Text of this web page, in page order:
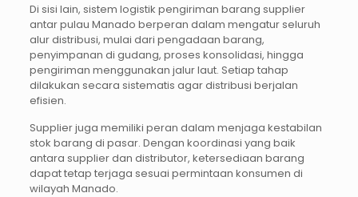
Di sisi lain, sistem logistik pengiriman barang supplier
antar pulau Manado berperan dalam mengatur seluruh
alur distribusi, mulai dari pengadaan barang,
penyimpanan di gudang, proses konsolidasi, hingga
pengiriman menggunakan jalur laut. Setiap tahap
dilakukan secara sistematis agar distribusi berjalan
efisien.
Supplier juga memiliki peran dalam menjaga kestabilan
stok barang di pasar. Dengan koordinasi yang baik
antara supplier dan distributor, ketersediaan barang
dapat tetap terjaga sesuai permintaan konsumen di
wilayah Manado.